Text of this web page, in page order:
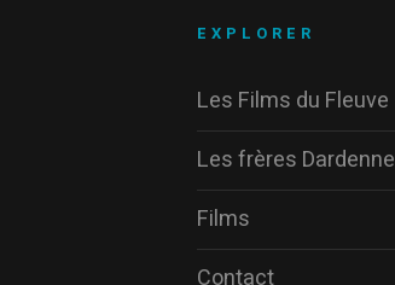
EXPLORER
Les Films du Fleuve
Les frères Dardenne
Films
Contact